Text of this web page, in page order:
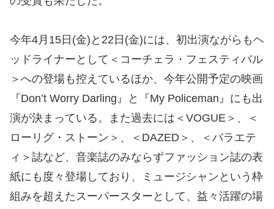
今年4月15日(金)と22日(金)には、初出演ながらもヘ
ッドライナーとして＜コーチェラ・フェスティバル
＞への登場も控えているほか、今年公開予定の映画
『Don’t Worry Darling』と『My Policeman』にも出
演が決まっている。また過去には＜VOGUE＞、＜
ローリグ・ストーン＞、＜DAZED＞、＜バラエテ
ィ＞誌など、音楽誌のみならずファッション誌の表
紙にも度々登場しており、ミュージシャンという枠
組みを超えたスーパースターとして、益々活躍の場